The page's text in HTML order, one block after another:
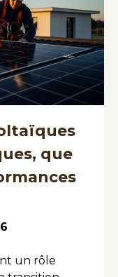
que
un rôle